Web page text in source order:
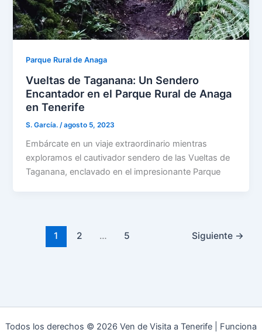
Parque Rural de Anaga
Vueltas de Taganana: Un Sendero
Encantador en el Parque Rural de Anaga
en Tenerife
S. García. /agosto 5, 2023
Embárcate en un viaje extraordinario mientras
exploramos el cautivador sendero de las Vueltas de
Taganana, enclavado en el impresionante Parque
1 2 … 5 Siguiente →
Todos los derechos © 2026 Ven de Visita a Tenerife | Funciona